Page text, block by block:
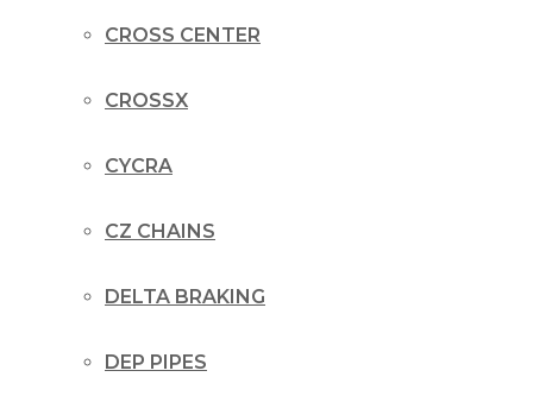
CROSS CENTER
CROSSX
CYCRA
CZ CHAINS
DELTA BRAKING
DEP PIPES